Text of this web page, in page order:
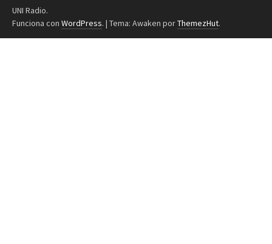
UNI Radio.
Funciona con WordPress. | Tema: Awaken porThemezHut.